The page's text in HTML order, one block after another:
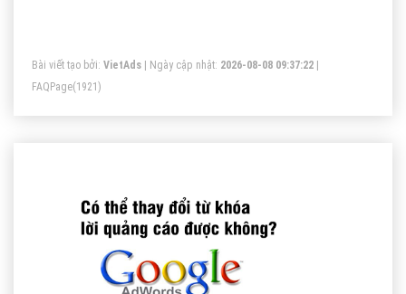
Bài viết tạo bởi: VietAds | Ngày cập nhật: 2026-08-08 09:37:22
FAQPage(1921)